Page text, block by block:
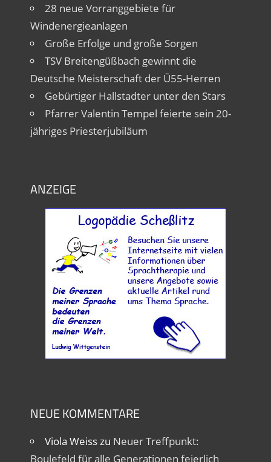
28 neue Vorranggebiete für
Windenergieanlagen
Große Erfolge und große Sorgen
TSV Breitengüßbach gewinnt die
Deutsche Meisterschaft der Ü55-Herren
Gebürtiger Hallstadter unter den Stars
Pfarrer Valentin Tempel feierte sein 20-
jähriges Priesterjubiläum
ANZEIGE
NEUE KOMMENTARE
Viola Weisszu Neuer Treffpunkt:
Boulefeld für alle Generationen feierlich